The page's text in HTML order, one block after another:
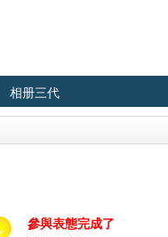
相册三代
參與表態完成了